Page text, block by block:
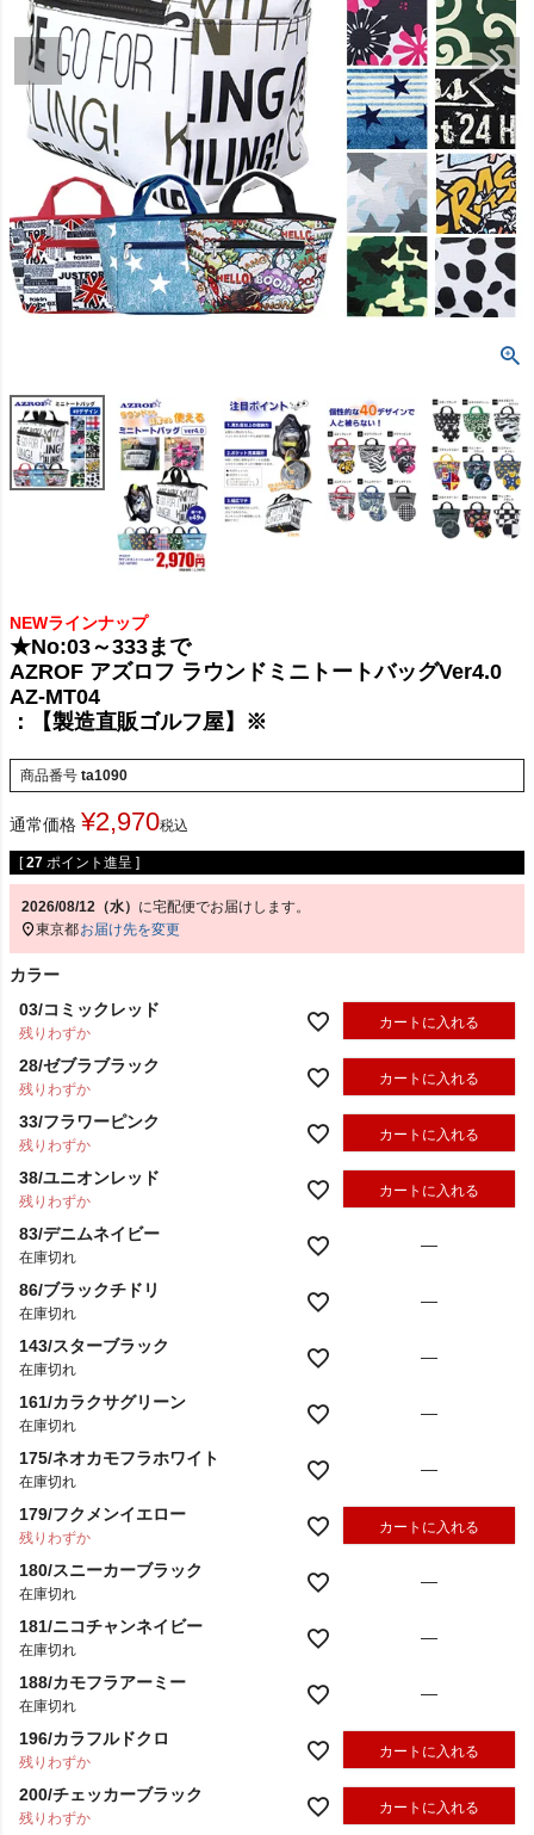
NEWラインナップ
★No:03～333まで
AZROF アズロフ ラウンドミニトートバッグVer4.0
AZ-MT04
：【製造直販ゴルフ屋】※
商品番号 ta1090
通常価格 ¥2,970税込
[ 27 ポイント進呈 ]
2026/08/12（水） に宅配便 でお届けします。
東京都お届け先を変更
カラー
03/コミックレッド
残りわずか
カートに入れる
28/ゼブラブラック
残りわずか
カートに入れる
33/フラワーピンク
残りわずか
カートに入れる
38/ユニオンレッド
残りわずか
カートに入れる
83/デニムネイビー
在庫切れ
—
86/ブラックチドリ
在庫切れ
—
143/スターブラック
在庫切れ
—
161/カラクサグリーン
在庫切れ
—
175/ネオカモフラホワイト
在庫切れ
—
179/フクメンイエロー
残りわずか
カートに入れる
180/スニーカーブラック
在庫切れ
—
181/ニコチャンネイビー
在庫切れ
—
188/カモフラアーミー
在庫切れ
—
196/カラフルドクロ
残りわずか
カートに入れる
200/チェッカーブラック
残りわずか
カートに入れる